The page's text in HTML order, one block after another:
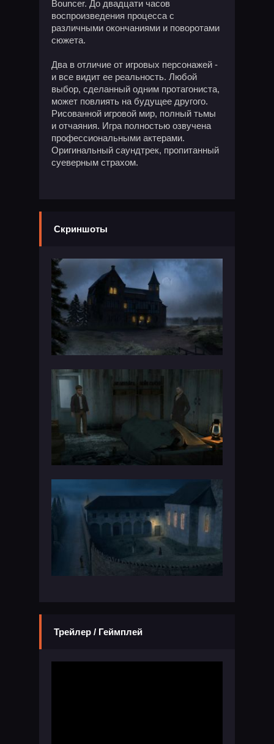
Bouncer. До двадцати часов
воспроизведения процесса с
различными окончаниями и поворотами
сюжета.
Два в отличие от игровых персонажей -
и все видит ее реальность. Любой
выбор, сделанный одним протагониста,
может повлиять на будущее другого.
Рисованной игровой мир, полный тьмы
и отчаяния. Игра полностью озвучена
профессиональными актерами.
Оригинальный саундтрек, пропитанный
суеверным страхом.
Скриншоты
Трейлер / Геймплей